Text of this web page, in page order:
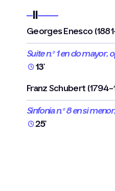
II
Georges Enesco
Suite n.º 1 en do mayor,
13'
Franz Schubert (1794-
Sinfonía n.º 8 en si
25'